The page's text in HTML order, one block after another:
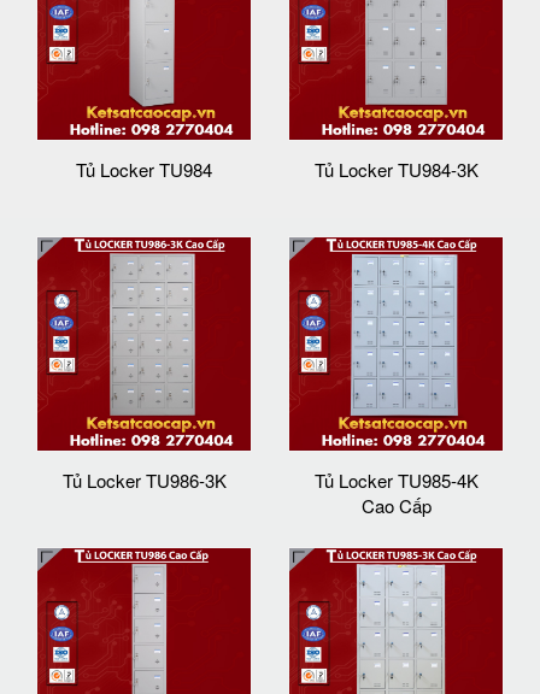
Tủ Locker TU984 Tủ Locker TU984-3K
Tủ Locker TU986-3K
Tủ Locker TU985-4K
Cao Cấp